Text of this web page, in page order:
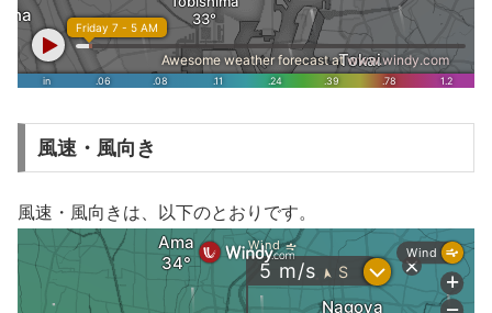
風速・風向き
風速・風向きは、以下のとおりです。